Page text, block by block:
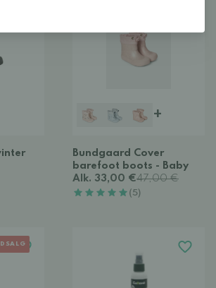
+
Bundgaard Cover
barefoot boots - Baby
Alk. 33,00 €47,00 €
(5)